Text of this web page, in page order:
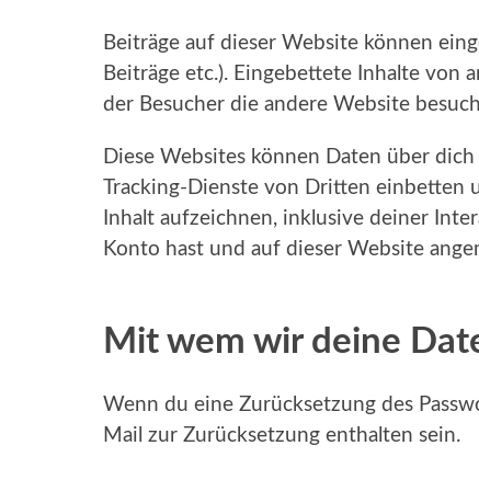
Beiträge auf dieser Website können
Beiträge etc.). Eingebettete Inhalte von
der Besucher die andere Website
Diese Websites können Daten über
Tracking-Dienste von Dritten einbetten
Inhalt aufzeichnen, inklusive deiner
Konto hast und auf dieser Website
Mit wem wir deine
Wenn du eine Zurücksetzung des
Mail zur Zurücksetzung enthalten sein.